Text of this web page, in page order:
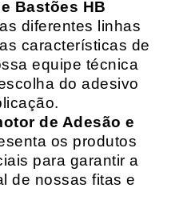
Bastões HB
diferentes linhas
características de
equipe técnica
do adesivo
de Adesão e
os produtos
para garantir a
de nossas fitas e